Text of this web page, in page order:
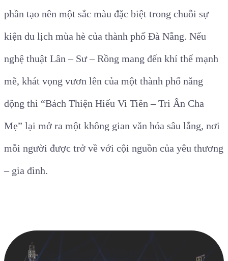
phần tạo nên một sắc màu đặc biệt trong chuỗi sự
kiện du lịch mùa hè của thành phố Đà Nẵng. Nếu
nghệ thuật Lân – Sư – Rồng mang đến khí thế mạnh
mẽ, khát vọng vươn lên của một thành phố năng
động thì “Bách Thiện Hiếu Vi Tiên – Tri Ân Cha
Mẹ” lại mở ra một không gian văn hóa sâu lắng, nơi
mỗi người được trở về với cội nguồn của yêu thương
– gia đình.